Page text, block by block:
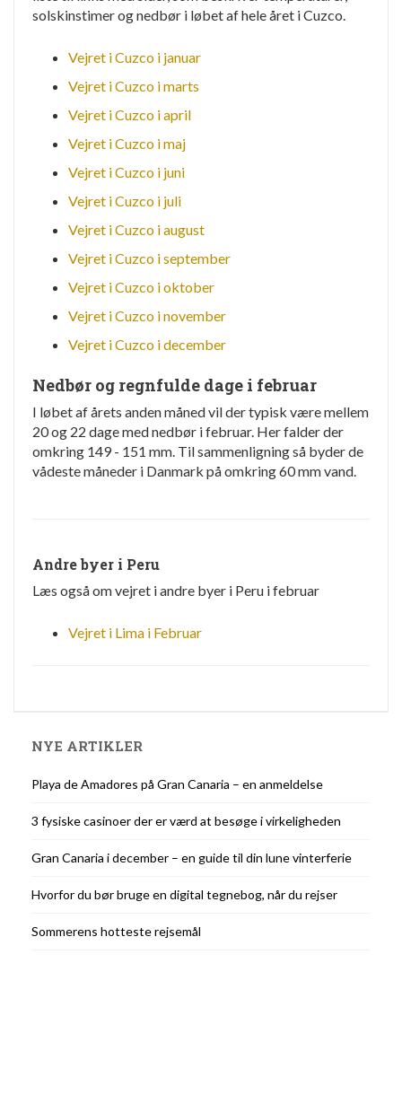
solskinstimer og nedbør i løbet af hele året i Cuzco.
Vejret i Cuzco i januar
Vejret i Cuzco i marts
Vejret i Cuzco i april
Vejret i Cuzco i maj
Vejret i Cuzco i juni
Vejret i Cuzco i juli
Vejret i Cuzco i august
Vejret i Cuzco i september
Vejret i Cuzco i oktober
Vejret i Cuzco i november
Vejret i Cuzco i december
Nedbør og regnfulde dage i februar
I løbet af årets anden måned vil der typisk være mellem
20 og 22 dage med nedbør i februar. Her falder der
omkring 149 - 151 mm. Til sammenligning så byder de
vådeste måneder i Danmark på omkring 60 mm vand.
Andre byer i Peru
Læs også om vejret i andre byer i Peru i februar
Vejret i Lima i Februar
NYE ARTIKLER
Playa de Amadores på Gran Canaria – en anmeldelse
3 fysiske casinoer der er værd at besøge i virkeligheden
Gran Canaria i december – en guide til din lune vinterferie
Hvorfor du bør bruge en digital tegnebog, når du rejser
Sommerens hotteste rejsemål